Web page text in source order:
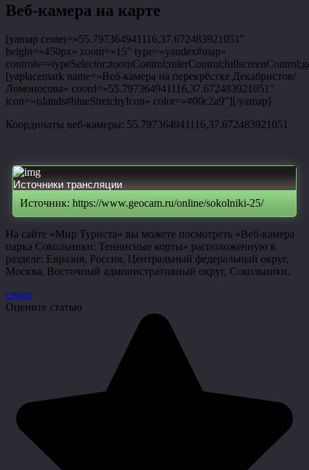
Веб-камера на карте
[yamap center=»55.797364941116,37.672483921051″
height=»450px» zoom=»15″ type=»yandex#map»
[yaplacemark name=»Веб-камера на перекрёстке Декабристов/
Ломоносова» coord=»55.797364941116,37.672483921051″
icon=»islands#blueStretchyIcon» color=»#00c2a9″][/yamap]
Координаты веб-камеры: 55.797364941116,37.672483921051
Источники трансляции
Источник: https://www.geocam.ru/online/sokolniki-25/
На сайте «Мир Туриста» вы можете посмотреть «Веб-камера
парка Сокольники: Теннисные корты» расположенную в
разделе: Евразия, Россия, Центральный федеральный округ,
Москва, Восточный административный округ, Сокольники.
спорт
Оцените статью